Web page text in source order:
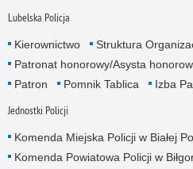
Lubelska Policja
Kierownictwo
Struktura
Patronat honorowy/Asysta
Patron
Pomnik Tablica Izba
Jednostki Policji
Komenda Miejska Policji w Białej
Komenda Powiatowa Policji w